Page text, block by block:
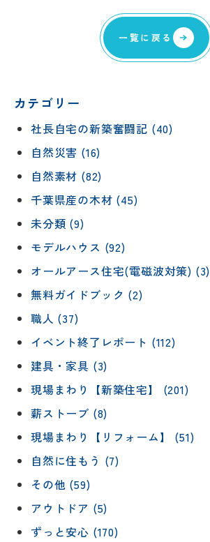
一覧に戻る
カテゴリー
社長自宅の新築奮闘記 (40)
自然災害 (16)
自然素材 (82)
千葉県産の木材 (45)
未分類 (9)
モデルハウス (92)
オールアース住宅(電磁波対策) (3)
無料ガイドブック (2)
職人 (37)
イベント終了レポート (112)
建具・家具 (3)
現場まわり【新築住宅】 (201)
薪ストーブ (8)
現場まわり【リフォーム】 (51)
自然に住もう (7)
その他 (59)
アウトドア (5)
ずっと安心 (170)